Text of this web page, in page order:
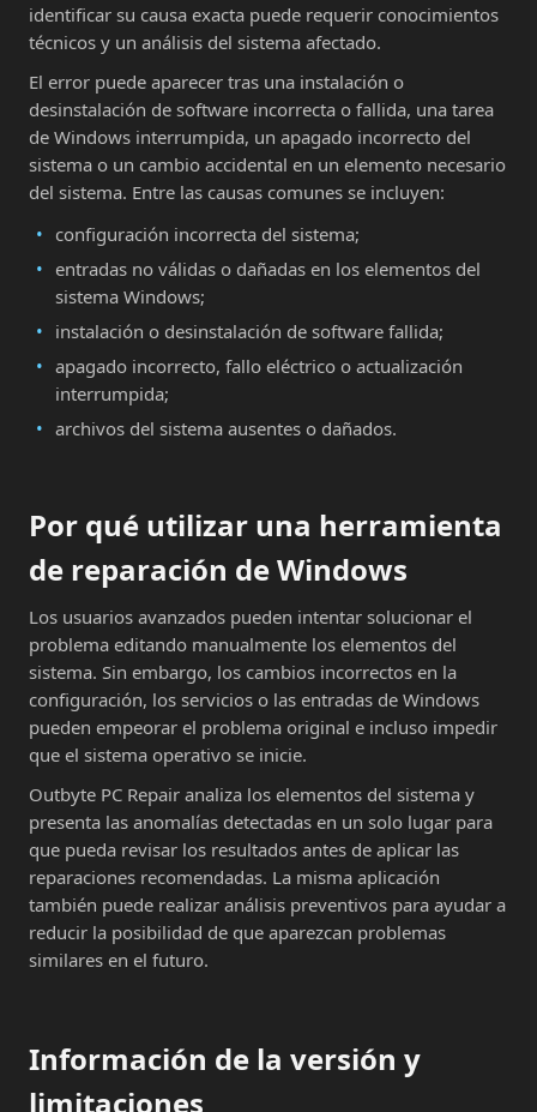
identificar su causa exacta puede requerir conocimientos
técnicos y un análisis del sistema afectado.
El error puede aparecer tras una instalación o
desinstalación de software incorrecta o fallida, una tarea
de Windows interrumpida, un apagado incorrecto del
sistema o un cambio accidental en un elemento necesario
del sistema. Entre las causas comunes se incluyen:
configuración incorrecta del sistema;
entradas no válidas o dañadas en los elementos del
sistema Windows;
instalación o desinstalación de software fallida;
apagado incorrecto, fallo eléctrico o actualización
interrumpida;
archivos del sistema ausentes o dañados.
Por qué utilizar una herramienta
de reparación de Windows
Los usuarios avanzados pueden intentar solucionar el
problema editando manualmente los elementos del
sistema. Sin embargo, los cambios incorrectos en la
configuración, los servicios o las entradas de Windows
pueden empeorar el problema original e incluso impedir
que el sistema operativo se inicie.
Outbyte PC Repair analiza los elementos del sistema y
presenta las anomalías detectadas en un solo lugar para
que pueda revisar los resultados antes de aplicar las
reparaciones recomendadas. La misma aplicación
también puede realizar análisis preventivos para ayudar a
reducir la posibilidad de que aparezcan problemas
similares en el futuro.
Información de la versión y
limitaciones